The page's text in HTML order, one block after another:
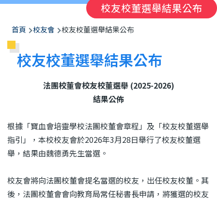
校友校董選舉結果公布
導
航
連
首頁 校友會 校友校董選舉結果公布
校友校董選舉結果公布
法團校董會校友校董選舉 (2025-2026)
結果公佈
根據「寶血會培靈學校法團校董會章程」及「校友校董選舉
指引」，本校校友會於2026年3月28日舉行了校友校董選
舉，結果由魏德勇先生當選。
校友會將向法團校董會提名當選的校友，出任校友校董。其
後，法團校董會會向教育局常任秘書長申請，將獲選的校友